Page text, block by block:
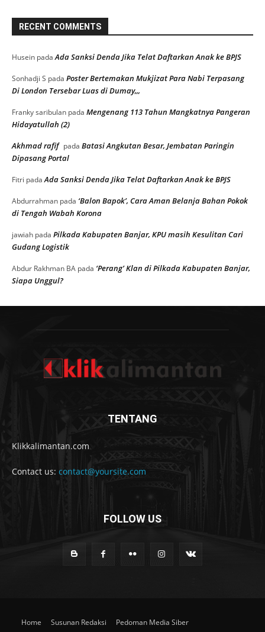
RECENT COMMENTS
Husein padaAda Sanksi Denda Jika Telat Daftarkan Anak ke BPJS
Sonhadji S pada Poster Bertemakan Mukjizat Para Nabi Terpasang
Di London Tersebar Luas di Dumay,,,
Franky saribulan pada Mengenang 113 Tahun Mangkatnya Pangeran
Hidayatullah (2)
Akhmad rafif pada Batasi Angkutan Besar, Jembatan Paringin
Dipasang Portal
Fitri padaAda Sanksi Denda Jika Telat Daftarkan Anak ke BPJS
Abdurrahman pada ‘Balon Bapok’, Cara Aman Belanja Bahan Pokok
di Tengah Wabah Korona
jawiah pada Pilkada Kabupaten Banjar, KPU masih Kesulitan Cari
Gudang Logistik
Abdur Rakhman BA pada ‘Perang’ Klan di Pilkada Kabupaten Banjar,
Siapa Unggul?
TENTANG
Klikkalimantan.com
Contact us: contact@yoursite.com
FOLLOW US
Home Susunan Redaksi
Pedoman Media Siber